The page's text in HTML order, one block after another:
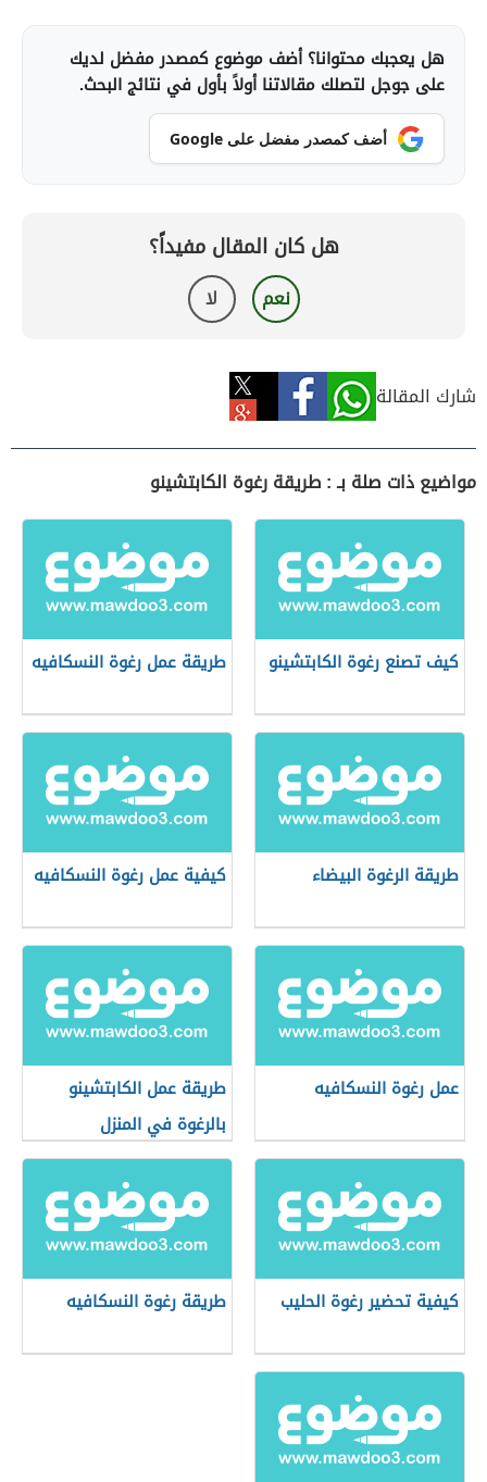
هل يعجبك محتوانا؟ أضف موضوع كمصدر مفضل لديك
على جوجل لتصلك مقالاتنا أولاً بأول في نتائج البحث.
أضف كمصدر مفضل على Google
هل كان المقال مفيداً؟
نعم لا
شارك المقالة
مواضيع ذات صلة بـ : طريقة رغوة الكابتشينو
كيف تصنع رغوة الكابتشينو طريقة عمل رغوة النسكافيه
طريقة الرغوة البيضاء كيفية عمل رغوة النسكافيه
عمل رغوة النسكافيه
طريقة عمل الكابتشينو
بالرغوة في المنزل
كيفية تحضير رغوة الحليب طريقة رغوة النسكافيه